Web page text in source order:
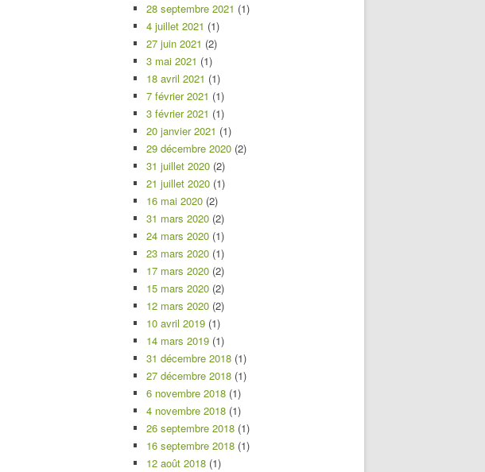
28 septembre 2021 (1)
4 juillet 2021 (1)
27 juin 2021 (2)
3 mai 2021 (1)
18 avril 2021 (1)
7 février 2021 (1)
3 février 2021 (1)
20 janvier 2021 (1)
29 décembre 2020 (2)
31 juillet 2020 (2)
21 juillet 2020 (1)
16 mai 2020 (2)
31 mars 2020 (2)
24 mars 2020 (1)
23 mars 2020 (1)
17 mars 2020 (2)
15 mars 2020 (2)
12 mars 2020 (2)
10 avril 2019 (1)
14 mars 2019 (1)
31 décembre 2018 (1)
27 décembre 2018 (1)
6 novembre 2018 (1)
4 novembre 2018 (1)
26 septembre 2018 (1)
16 septembre 2018 (1)
12 août 2018 (1)